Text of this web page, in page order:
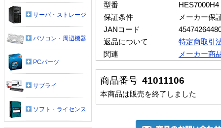
型番
HES7000H4
保証条件
メーカー保
JANコード
返品について
特定商取引
関連
メーカー商
商品番号 41011106
本商品は販売を終了しました
サーバ・ストレージ
パソコン・周辺機器
PCパーツ
サプライ
ソフト・ライセンス